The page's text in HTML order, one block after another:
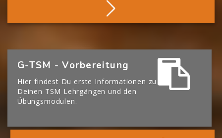
Mehr Über Die BGHM
[Cocoon] Boxes überspringen
G-TSM - Vorbereitung
Hier findest Du erste Informationen zu
Deinen TSM Lehrgängen und den
Übungsmodulen.